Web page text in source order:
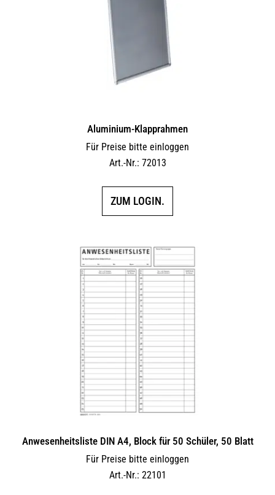
Aluminium-Klapprahmen
Für Preise bitte einloggen
Art.-Nr.: 72013
ZUM LOGIN.
Anwesenheitsliste DIN A4, Block für 50 Schüler, 50 Blatt
Für Preise bitte einloggen
Art.-Nr.: 22101